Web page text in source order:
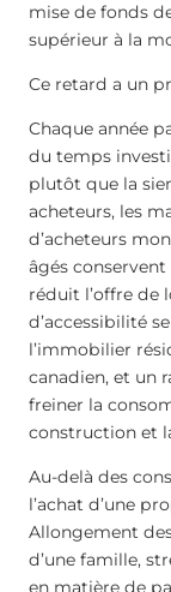
mise de fonds
supérieur à la
Ce retard a un
Chaque année
du temps
plutôt que la
acheteurs, les
d’acheteurs
âgés
réduit l’offre de
d’accessibilité
l’immobilier
canadien, et un
freiner la
construction et
Au-delà des
l’achat d’une
Allongement
d’une famille,
en matière de